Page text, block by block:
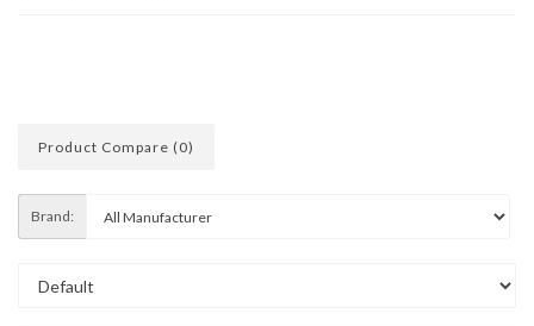
Product Compare (0)
Brand: